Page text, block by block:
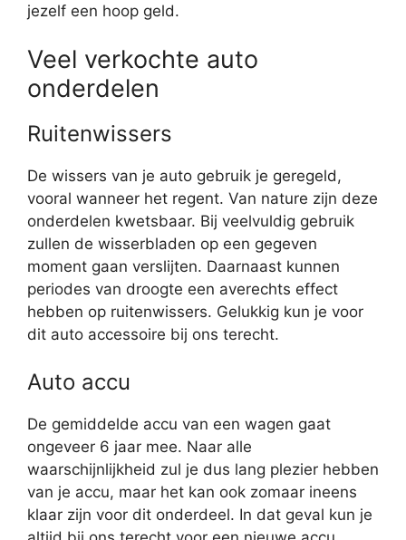
jezelf een hoop geld.
Veel verkochte auto
onderdelen
Ruitenwissers
De wissers van je auto gebruik je geregeld,
vooral wanneer het regent. Van nature zijn deze
onderdelen kwetsbaar. Bij veelvuldig gebruik
zullen de wisserbladen op een gegeven
moment gaan verslijten. Daarnaast kunnen
periodes van droogte een averechts effect
hebben op ruitenwissers. Gelukkig kun je voor
dit auto accessoire bij ons terecht.
Auto accu
De gemiddelde accu van een wagen gaat
ongeveer 6 jaar mee. Naar alle
waarschijnlijkheid zul je dus lang plezier hebben
van je accu, maar het kan ook zomaar ineens
klaar zijn voor dit onderdeel. In dat geval kun je